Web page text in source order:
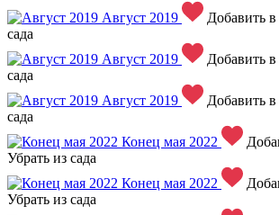
Август 2019 Добавить
сада
Август 2019
Добавить
сада
Август 2019
Добавить
сада
Конец мая 2022
Убрать из сада
Конец мая 2022
Убрать из сада